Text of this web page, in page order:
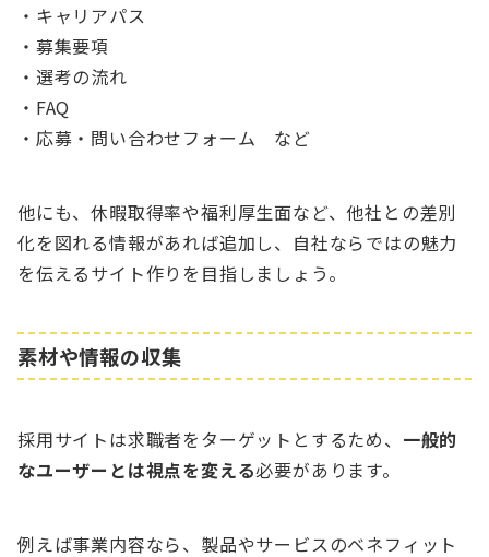
・キャリアパス
・募集要項
・選考の流れ
・FAQ
・応募・問い合わせフォーム など
他にも、休暇取得率や福利厚生面など、他社との差別
化を図れる情報があれば追加し、自社ならではの魅力
を伝えるサイト作りを目指しましょう。
素材や情報の収集
採用サイトは求職者をターゲットとするため、 一般的
なユーザーとは視点を変える必要があります。
例えば事業内容なら、製品やサービスのベネフィット